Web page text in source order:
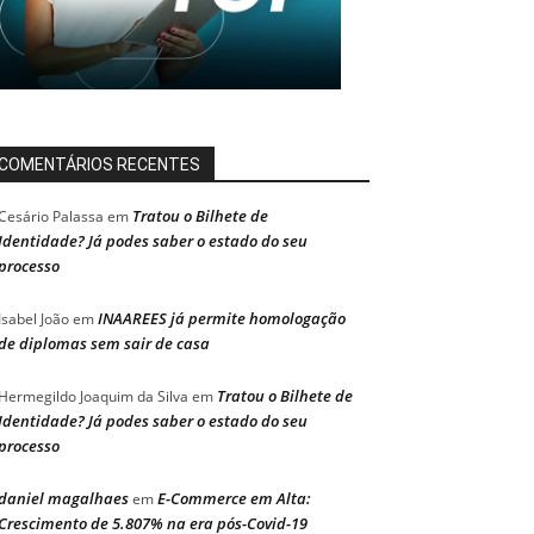
RECENTES
Palassa em Tratou o Bilhete de
Já podes saber o estado do seu
JoãoemINAAREES já permite homologação
diplomas sem sair de casa
Joaquim da Silva em Tratou o Bilhete de
Já podes saber o estado do seu
magalhaesemE-Commerce em Alta:
de 5.807% na era pós-Covid-19